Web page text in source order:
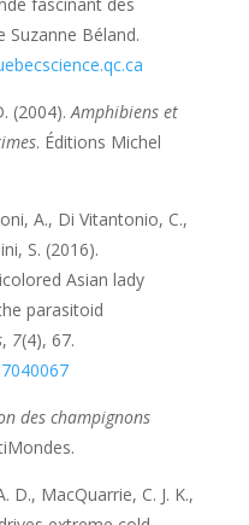
Béland.
(2004).Amphibiens et
. Éditions Michel
A., Di Vitantonio, C.,
S. (2016).
Asian lady
parasitoid
, 7(4), 67.
des champignons
D., MacQuarrie, C. J. K.,